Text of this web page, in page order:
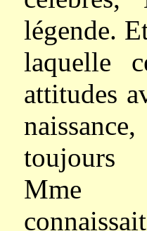
légende.
laquelle
attitudes
toujours
Mme